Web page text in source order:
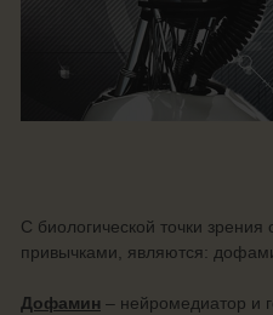
С биологической точки
привычками, являются:
Дофамин – нейромедиатор и